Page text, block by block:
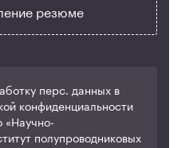
резюме
перс. данных в
конфиденциальности
«Научно-
полупроводниковых